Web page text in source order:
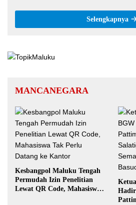
Selengkapnya
MANCANEGARA
Kesbangpol Maluku Tengah
Permudah Izin Penelitian
Lewat QR Code, Mahasiswa